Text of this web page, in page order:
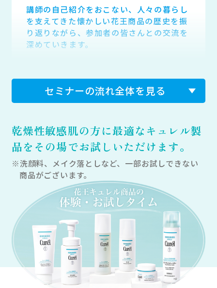
講師の自己紹介をおこない、人々の暮らし
を支えてきた懐かしい花王商品の歴史を振
り返りながら、参加者の皆さんとの交流を
深めていきます。
02
肌による印象の
違いについて
実際の比較画像を用いながら、肌の状態に
よる見た目の印象の違いを確認していきま
す。肌状態がどのような印象を与えるの
か、一緒に考えましょう。
03
スキンケアの
ポイント
セミナーの流れ全体を見る
乾燥性敏感肌の方に最適なキュレル製
品をその場でお試しいただけます。
※洗顔料、メイク落としなど、一部お試しできない
商品がございます。